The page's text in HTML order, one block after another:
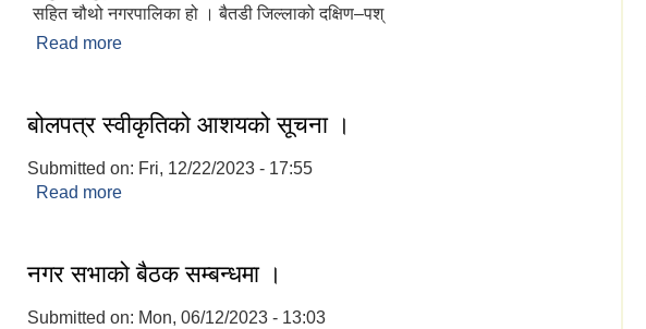
सहित चौथो नगरपालिका हो । बैतडी जिल्लाको दक्षिण–पश्
Read more
बोलपत्र स्वीकृतिको आशयको सूचना ।
Submitted on: Fri, 12/22/2023 - 17:55
Read more
नगर सभाको बैठक सम्बन्धमा ।
Submitted on: Mon, 06/12/2023 - 13:03